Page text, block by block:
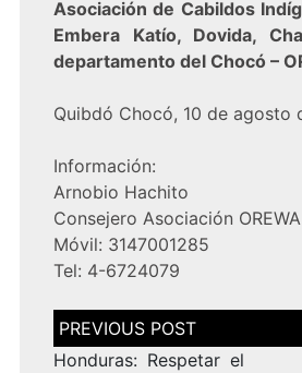
Asociación de Cabildos
Embera Katío, Dovida,
departamento del Chocó –
Quibdó Chocó, 10 de agosto
Información:
Arnobio Hachito
Consejero Asociación OREWA
Móvil: 3147001285
Tel: 4-6724079
Navegación
de
entradas
Honduras: Respetar el